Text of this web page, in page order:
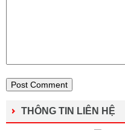
THÔNG TIN LIÊN HỆ